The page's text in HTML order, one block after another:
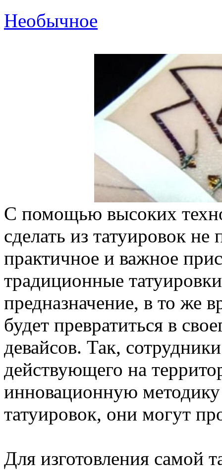
Необычное
С помощью высоких
сделать из татуировок
практичное и важное
традиционные
предназначение, в то же
будет превратиться в
девайсов. Так,
действующего на
инновационную
татуировок, они могут
Для изготовления самой